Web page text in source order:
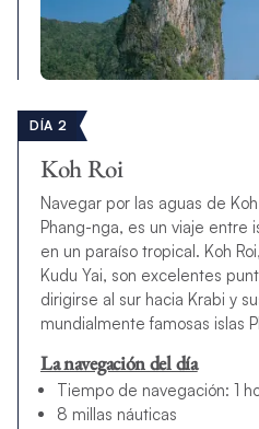
DÍA 2
Koh Roi
Navegar por las aguas de
Phang-nga, es un viaje entre
en un paraíso tropical. Koh
Kudu Yai, son excelentes
dirigirse al sur hacia Krabi y
mundialmente famosas islas
La navegación del día
Tiempo de navegación: 1
8 millas náuticas